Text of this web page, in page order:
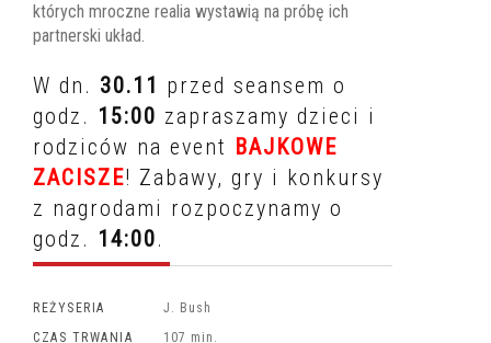
których mroczne realia wystawią na próbę ich
partnerski układ.
W dn. 30.11 przed seansem o
godz. 15:00 zapraszamy dzieci i
rodziców na event BAJKOWE
ZACISZE! Zabawy, gry i konkursy
z nagrodami rozpoczynamy o
godz. 14:00.
REŻYSERIA
J. Bush
CZAS TRWANIA
107 min.